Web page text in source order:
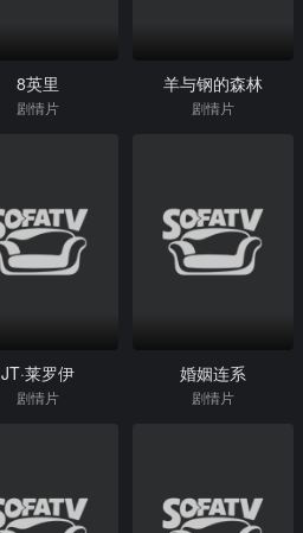
8英里
剧情片
羊与钢的森林
剧情片
JT·莱罗伊
剧情片
婚姻连系
剧情片